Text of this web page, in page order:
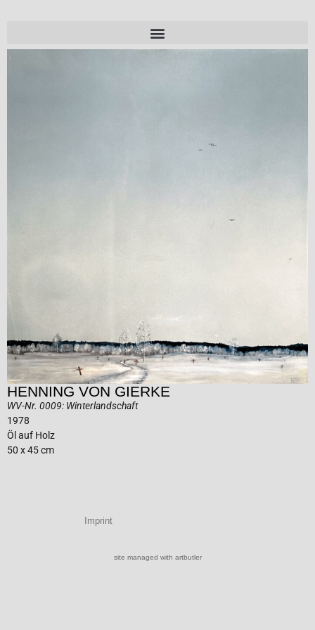
HENNING VON GIERKE
WV-Nr. 0009: Winterlandschaft
1978
Öl auf Holz
50 x 45 cm
Imprint
site managed with artbutler